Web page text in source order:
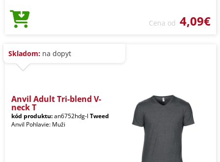
Cena od 4,09€
Skladom: na dopyt
Anvil Adult Tri-blend V-
neck T
kód produktu:an6752hdg-l Tweed
Anvil Pohlavie: Muži